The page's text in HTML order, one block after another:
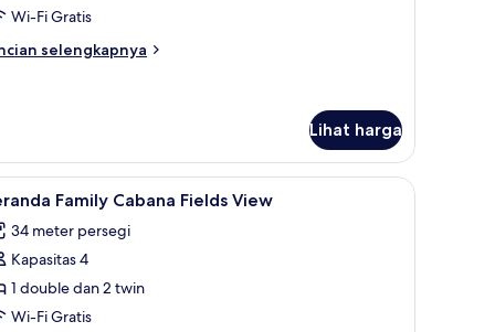
Wi-Fi Gratis
selengkapnya
Lihat harga
Comfort, brankas, dan meja kerjaSelimut bulu angsa, tempat tidur Select
9 Family Cabana Fields View
34 meter persegi
Kapasitas 4
1 double dan 2 twin
Wi-Fi Gratis